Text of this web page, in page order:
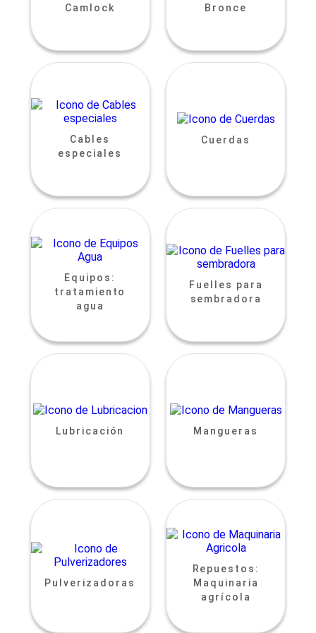
Camlock
Bronce
Cables
especiales
Cuerdas
Equipos:
tratamiento
agua
Fuelles para
sembradora
Lubricación Mangueras
Pulverizadoras
Repuestos:
Maquinaria
agrícola